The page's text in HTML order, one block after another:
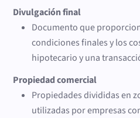
Divulgación final
Documento que
condiciones finales y los
hipotecario y una
Propiedad comercial
Propiedades divididas en
utilizadas por empresas